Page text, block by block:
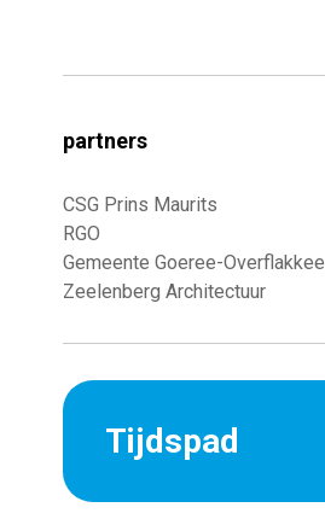
partners
CSG Prins Maurits
RGO
Gemeente Goeree-Overflakkee
Zeelenberg Architectuur
Tijdspad